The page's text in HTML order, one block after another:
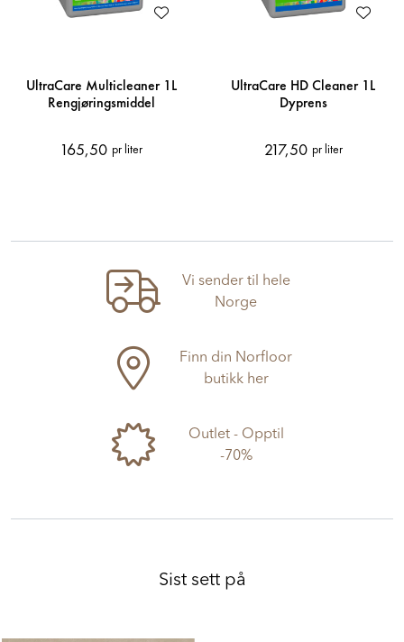
UltraCare Multicleaner 1L
Rengjøringsmiddel
165,50 pr liter
UltraCare HD Cleaner 1L
Dyprens
217,50 pr liter
Vi sender til hele
Norge
Finn din Norfloor
butikk her
Outlet - Opptil
-70%
Sist sett på